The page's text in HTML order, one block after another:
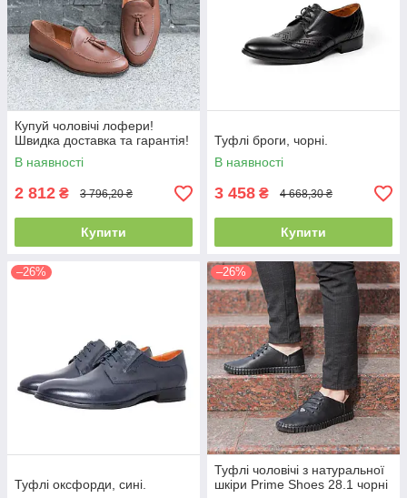
Купуй чоловічі лофери!
Швидка доставка та гарантія!
В наявності
2 812 ₴ 3 796,20 ₴
Купити
Туфлі броги, чорні.
В наявності
3 458 ₴ 4 668,30 ₴
Купити
–26%
Туфлі оксфорди, сині.
–26%
Туфлі чоловічі з натуральної
шкіри Prime Shoes 28.1 чорні